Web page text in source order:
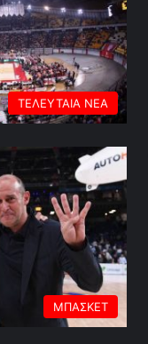
ΤΕΛΕΥΤΑΙΑ ΝΕΑ
ΜΠΑΣΚΕΤ